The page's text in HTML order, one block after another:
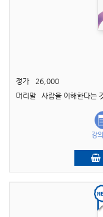
정가
26,000
강